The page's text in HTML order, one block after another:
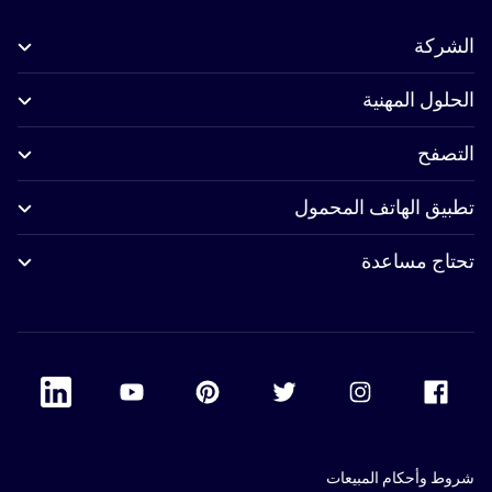
الشركة
الحلول المهنية
التصفح
تطبيق الهاتف المحمول
تحتاج مساعدة
Accor Facebook
Accor Twitter
Accor Pinterest
Accor Youtube
Linkedin
شروط وأحكام المبيعات